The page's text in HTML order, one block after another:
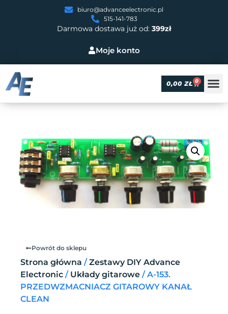
Moje konto
Darmowa dostawa już od: 399zł
biuro@advanceelectronic.pl
515-141-783
0,00 ZŁ 0
Powrót do sklepu
Strona główna /Zestawy DIY Advance
Electronic / Układy gitarowe / A-153.
PRZEDWZMACNIACZ GITAROWY KANAŁ
CLEAN